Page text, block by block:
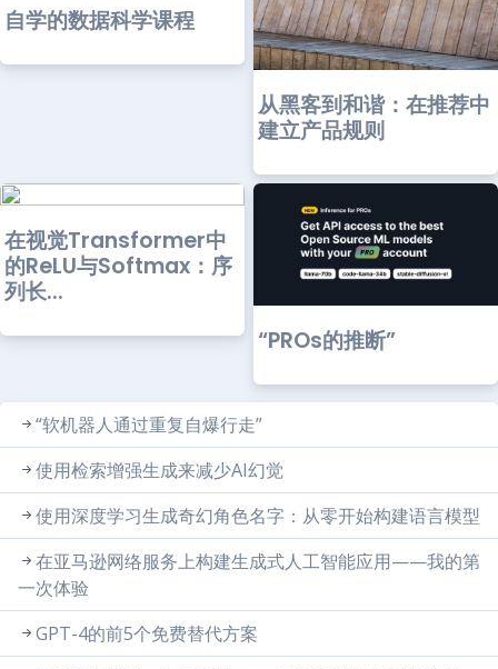
自学的数据科学课程
从黑客到和谐：在推荐中
建立产品规则
在视觉Transformer中
的ReLU与Softmax：序
列长...
“PROs的推断”
“软机器人通过重复自爆行走”
使用检索增强生成来减少AI幻觉
使用深度学习生成奇幻角色名字：从零开始构建语言模型
在亚马逊网络服务上构建生成式人工智能应用——我的第
一次体验
GPT-4的前5个免费替代方案